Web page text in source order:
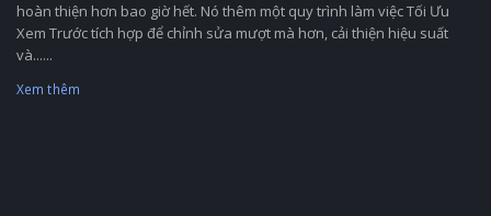
hoàn thiện hơn bao giờ hết. Nó thêm một quy trình làm việc Tối Ưu
Xem Trước tích hợp để chỉnh sửa mượt mà hơn, cải thiện hiệu suất
và......
Xem thêm